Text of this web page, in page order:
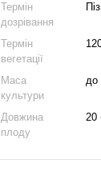
Термін
дозрівання
Термін
вегетації
Маса
культури
до
Довжина
плоду
20